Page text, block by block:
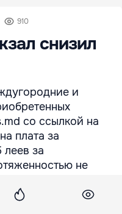
910
снизил
и
со ссылкой на
плата за
за
не
за бронирование